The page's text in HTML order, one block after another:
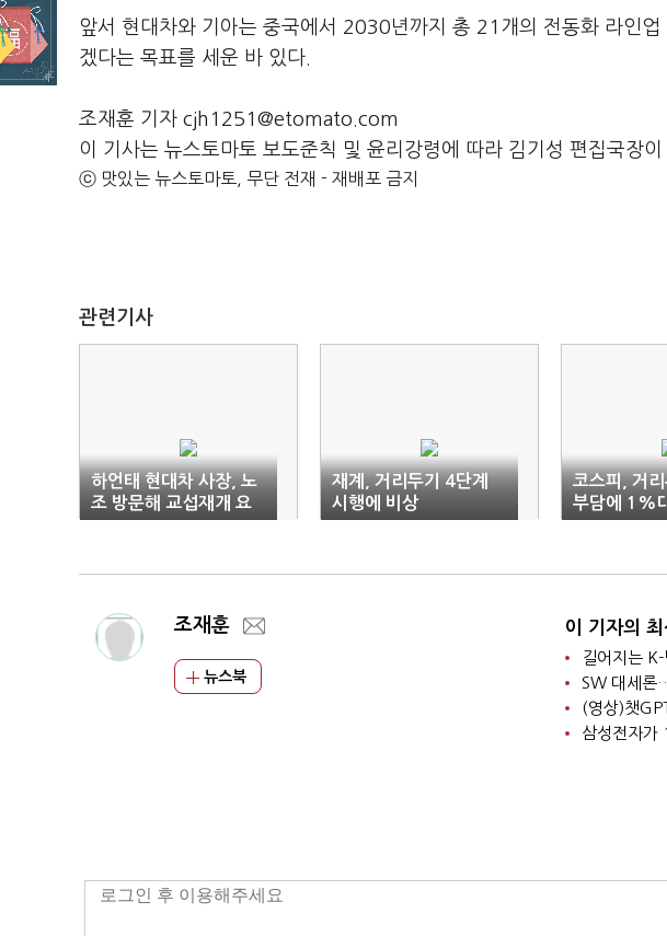
앞서 현대차와 기아는 중국에서 2030년까지 총 21개의 전동화 라인
겠다는 목표를 세운 바 있다.
조재훈 기자 cjh1251@etomato.com
이 기사는 뉴스토마토 보도준칙 및 윤리강령에 따라 김기성 편집국장이
ⓒ 맛있는 뉴스토마토, 무단 전재 - 재배포 금지
관련기사
하언태 현대차 사장, 노
조 방문해 교섭재개 요
청
재계, 거리두기 4단계
시행에 비상
코스피, 거
부담에 1%
10선
조재훈
뉴스북
이 기자의 최
길어지는
SW 대세론
(영상)챗
삼성전자가